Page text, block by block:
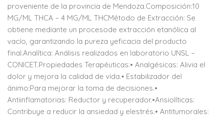
proveniente de la provincia de Mendoza.Composición:10
MG/ML THCA – 4 MG/ML THCMétodo de Extracción: Se
obtiene mediante un procesode extracción etanólica al
vacío, garantizando la pureza yeficacia del producto
final.Analítica: Análisis realizados en laboratorio UNSL –
CONICET.Propiedades Terapéuticas:• Analgésicas: Alivia el
dolor y mejora la calidad de vida.• Estabilizador del
ánimo:Para mejorar la toma de decisiones.•
Antiinflamatorias: Reductor y recuperador.•Ansiolíticas:
Contribuye a reducir la ansiedad y elestrés.• Antitumorales: